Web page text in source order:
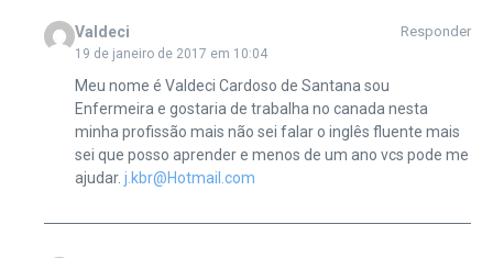
Valdeci
19 de janeiro de 2017 em 10:04
Responder
Meu nome é Valdeci Cardoso de Santana sou
Enfermeira e gostaria de trabalha no canada nesta
minha profissão mais não sei falar o inglês fluente mais
sei que posso aprender e menos de um ano vcs pode me
ajudar. j.kbr@Hotmail.com